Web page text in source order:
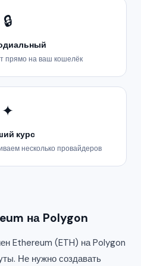
🔒
прямо на ваш кошелёк
✦
курс
несколько провайдеров
на Polygon
Ethereum (ETH) на Polygon
Не нужно создавать